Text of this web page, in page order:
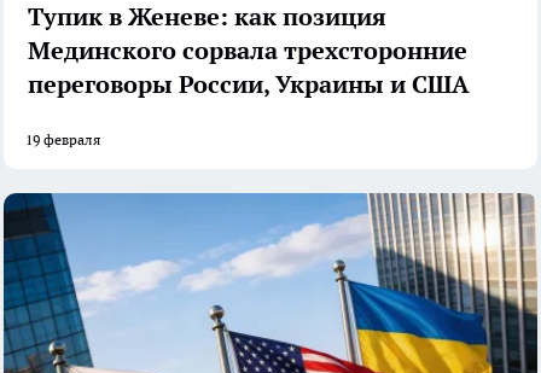
Тупик в Женеве: как позиция
Мединского сорвала трехсторонние
переговоры России, Украины и США
19 февраля